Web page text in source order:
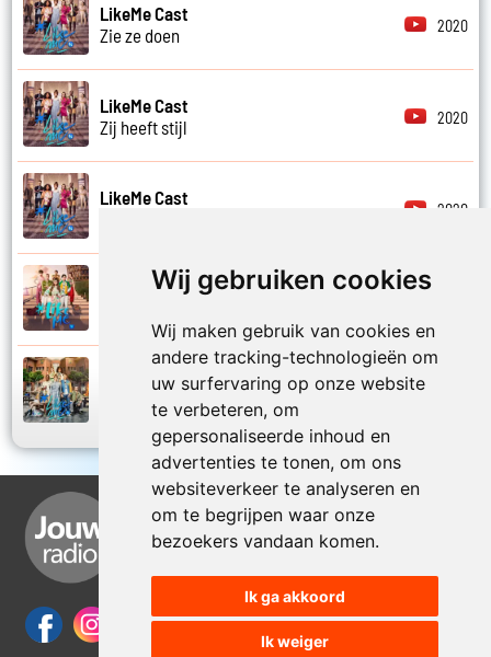
Wij gebruiken cookies
Wij maken gebruik van cookies en
andere tracking-technologieën om
uw surfervaring op onze website
te verbeteren, om
gepersonaliseerde inhoud en
advertenties te tonen, om ons
websiteverkeer te analyseren en
om te begrijpen waar onze
bezoekers vandaan komen.
Ik ga akkoord
Ik weiger
LikeMe Cast
Zie ze doen
2020
LikeMe Cast
Zij heeft stijl
2020
LikeMe Cast
2020
LikeMe Cast
LikeMe Cast
Zondag